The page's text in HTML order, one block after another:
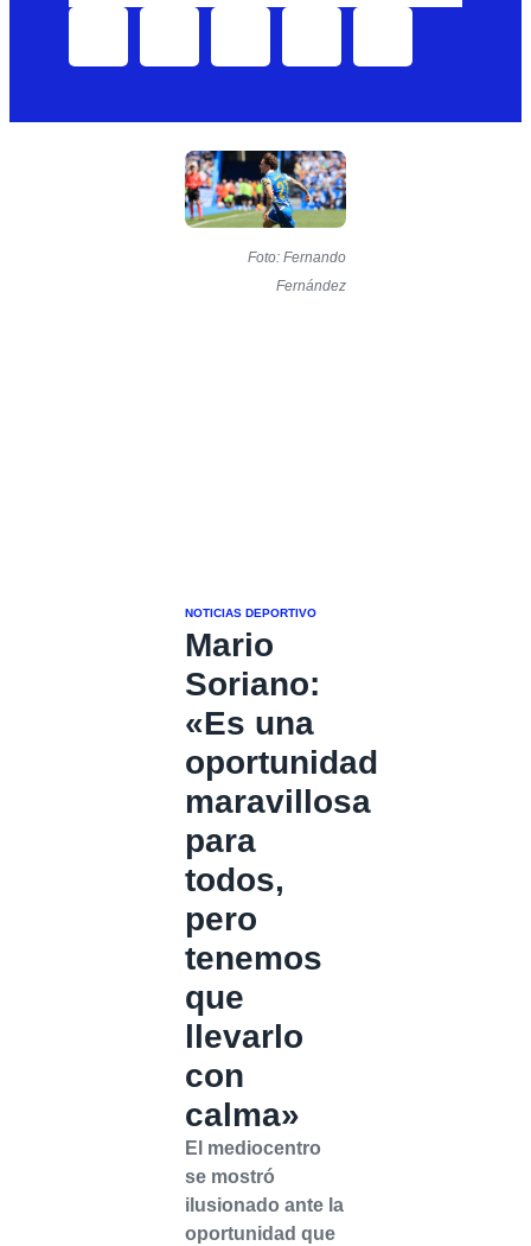
Foto: Fernando
Fernández
NOTICIAS DEPORTIVO
Mario
Soriano:
«Es una
oportunidad
maravillosa
para
todos,
pero
tenemos
que
llevarlo
con
calma»
El mediocentro
se mostró
ilusionado ante la
oportunidad que